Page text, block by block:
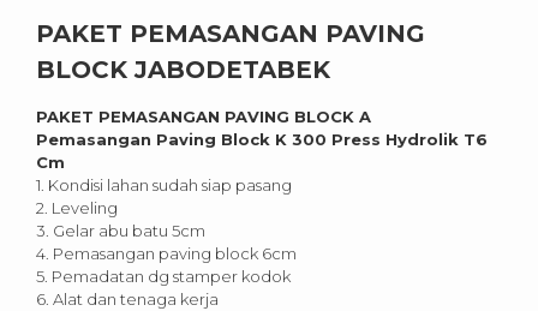
PAKET PEMASANGAN PAVING
BLOCK JABODETABEK
PAKET PEMASANGAN PAVING BLOCK A
Pemasangan Paving Block K 300 Press Hydrolik T6
Cm
1. Kondisi lahan sudah siap pasang
2. Leveling
3. Gelar abu batu 5cm
4. Pemasangan paving block 6cm
5. Pemadatan dg stamper kodok
6. Alat dan tenaga kerja